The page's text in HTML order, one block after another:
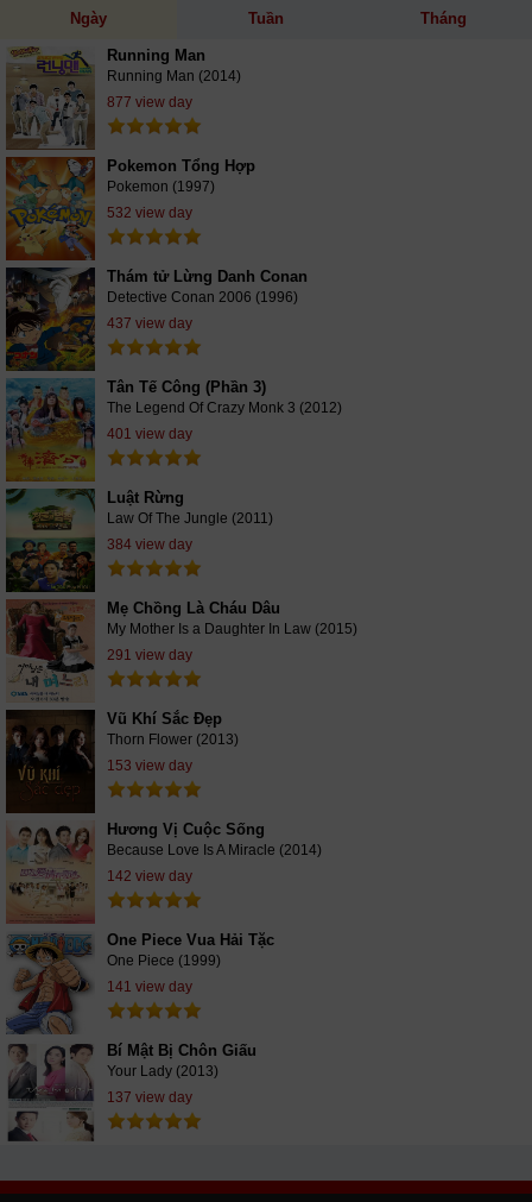
Ngày Tuần Tháng
Running Man
Running Man (2014)
877 view day
Pokemon Tổng Hợp
Pokemon (1997)
532 view day
Thám tử Lừng Danh Conan
Detective Conan 2006 (1996)
437 view day
Tân Tế Công (Phần 3)
The Legend Of Crazy Monk 3 (2012)
401 view day
Luật Rừng
Law Of The Jungle (2011)
384 view day
Mẹ Chồng Là Cháu Dâu
My Mother Is a Daughter In Law (2015)
291 view day
Vũ Khí Sắc Đẹp
Thorn Flower (2013)
153 view day
Hương Vị Cuộc Sống
Because Love Is A Miracle (2014)
142 view day
One Piece Vua Hải Tặc
One Piece (1999)
141 view day
Bí Mật Bị Chôn Giấu
Your Lady (2013)
137 view day